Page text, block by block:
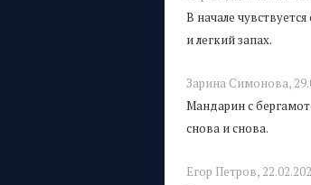
В начале
и легкий запах.
Зарина Симонова,
Мандарин с
снова и снова.
Егор Петров,